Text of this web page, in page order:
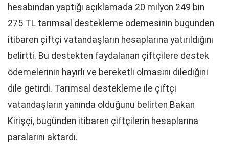
hesabından yaptığı açıklamada 20 milyon 249 bin
275 TL tarımsal destekleme ödemesinin bugünden
itibaren çiftçi vatandaşların hesaplarına yatırıldığını
belirtti. Bu destekten faydalanan çiftçilere destek
ödemelerinin hayırlı ve bereketli olmasını dilediğini
dile getirdi. Tarımsal destekleme ile çiftçi
vatandaşların yanında olduğunu belirten Bakan
Kirişçi, bugünden itibaren çiftçilerin hesaplarına
paralarını aktardı.